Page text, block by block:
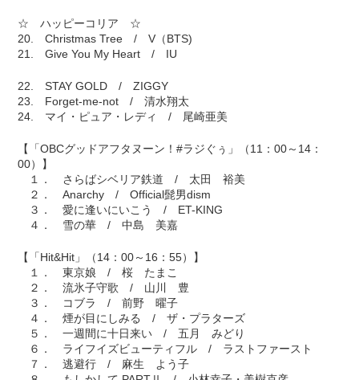
☆ ハッピーコリア ☆
20. Christmas Tree / V（BTS)
21. Give You My Heart / IU
22. STAY GOLD / ZIGGY
23. Forget-me-not / 清水翔太
24. マイ・ピュア・レディ / 尾崎亜美
【「OBCグッドアフタヌーン！#ラジぐぅ」（11：00～14：
00）】
１． さらばシベリア鉄道 / 太田 裕美
２． Anarchy / Official髭男dism
３． 愛に逢いにいこう / ET-KING
４． 雪の華 / 中島 美嘉
【「Hit&Hit」（14：00～16：55）】
１． 東京娘 / 桜 たまこ
２． 流氷子守歌 / 山川 豊
３． コブラ / 前野 曜子
４． 煙が目にしみる / ザ・プラターズ
５． 一週間に十日来い / 五月 みどり
６． ライフイズビューティフル / ラストファースト
７． 逃避行 / 麻生 よう子